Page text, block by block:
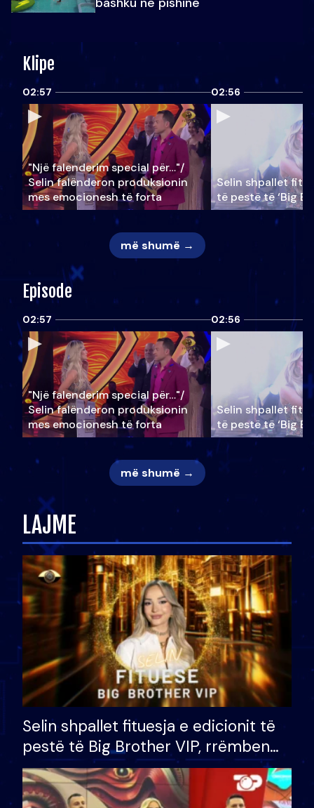
Klipe
02:57
"Një falenderim special për…"/
Selin falënderon produksionin
mes emocionesh të forta
02:56
Selin shpallet
të pestë të ‘Big
më shumë →
Episode
02:57
"Një falenderim special për…"/
Selin falënderon produksionin
mes emocionesh të forta
02:56
Selin shpallet
të pestë të ‘Big
më shumë →
LAJME
Selin shpallet fituesja e edicionit të
pestë të Big Brother VIP, rrëmben
çmimin e madh prej 100 mijë eurosh